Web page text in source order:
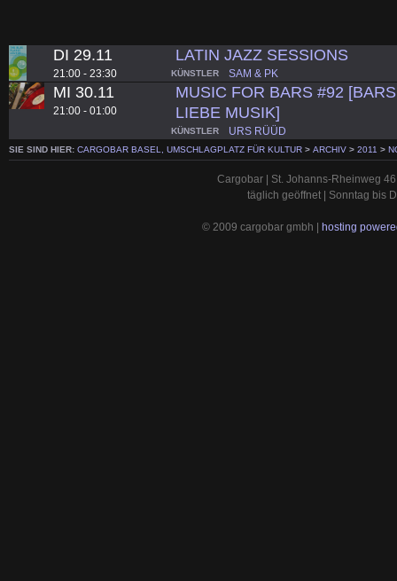
DI 29.11
21:00 - 23:30
LATIN JAZZ SESSIONS
KÜNSTLER SAM & PK
MI 30.11
21:00 - 01:00
MUSIC FOR BARS #92
LIEBE MUSIK]
KÜNSTLER URS RÜÜD
SIE SIND HIER: CARGOBAR BASEL, UMSCHLAGPLATZ FÜR KULTUR > ARCHIV > 2011 >
Cargobar | St. Johanns-Rheinweg
täglich geöffnet | Sonntag bis
© 2009 cargobar gmbh | hosting